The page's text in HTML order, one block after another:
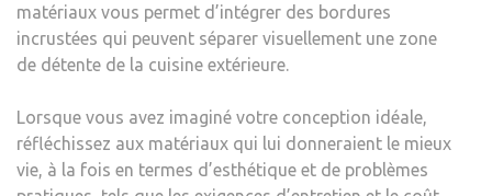
matériaux vous permet d’intégrer des bordures
incrustées qui peuvent séparer visuellement une zone
de détente de la cuisine extérieure.
Lorsque vous avez imaginé votre conception idéale,
réfléchissez aux matériaux qui lui donneraient le mieux
vie, à la fois en termes d’esthétique et de problèmes